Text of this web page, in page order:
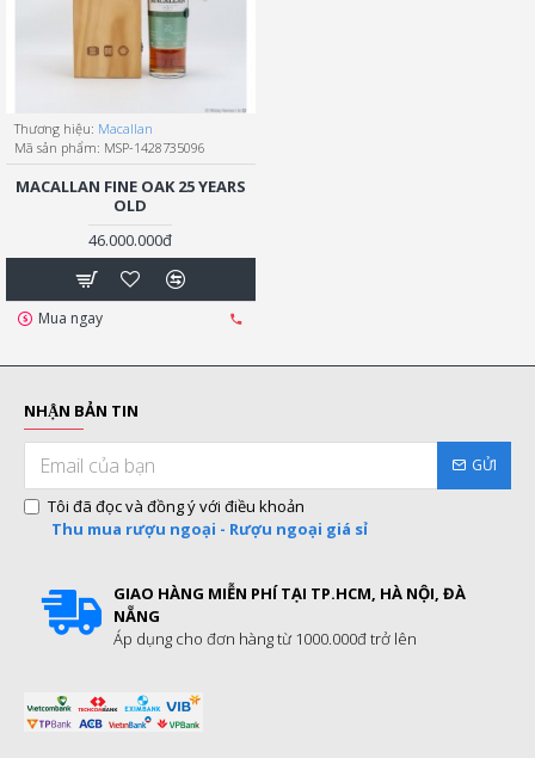
Thương hiệu: Macallan
Mã sản phẩm: MSP-1428735096
MACALLAN FINE OAK 25 YEARS
OLD
46.000.000đ
Mua ngay
NHẬN BẢN TIN
GỬI
Tôi đã đọc và đồng ý với điều khoản
Thu mua rượu ngoại - Rượu ngoại giá sỉ
GIAO HÀNG MIỄN PHÍ TẠI TP.HCM, HÀ NỘI, ĐÀ
NẴNG
Áp dụng cho đơn hàng từ 1000.000đ trở lên